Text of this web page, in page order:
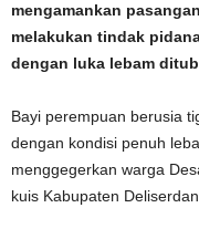
mengamankan
melakukan tindak
dengan luka lebam
Bayi perempuan berusia
dengan kondisi penuh
menggegerkan warga
kuis Kabupaten